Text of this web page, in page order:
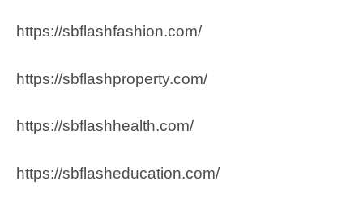
https://sbflashfashion.com/
https://sbflashproperty.com/
https://sbflashhealth.com/
https://sbflasheducation.com/